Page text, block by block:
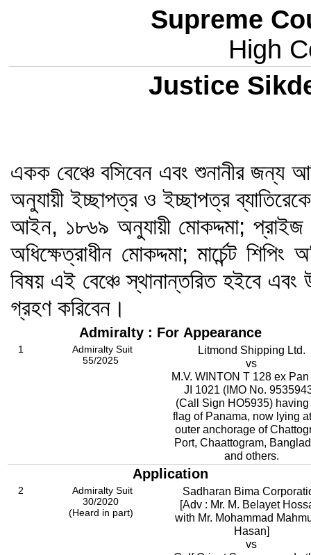
Supreme
High
Justice
একক বেঞ্চে বসিবেন এবং শুনানীর জন্য
অনুযায়ী ইচ্ছাপত্র ও ইচ্ছাপত্র
আইন, ১৮৬৯ অনুযায়ী মোকদ্দমা; প্রাইজ
অধিক্ষেত্রাধীন মোকদ্দমা; মার্চেন্ট
বিষয় এই বেঞ্চে স্থানান্তরিত হইবে
গ্রহণ করিবেন।
Admiralty : For Appearance
1
Admiralty Suit
55/2025
Litmond Shipping Ltd.
vs
M.V. WINTON T 128 ex
JI 1021 (IMO No.
(Call Sign HO5935) having
flag of Panama, now lying
outer anchorage of
Port, Chaattogram,
and others.
Application
2
Admiralty Suit
30/2020
(Heard in part)
Sadharan Bima
[Adv : Mr. M. Belayet
with Mr. Mohammad
Hasan]
vs